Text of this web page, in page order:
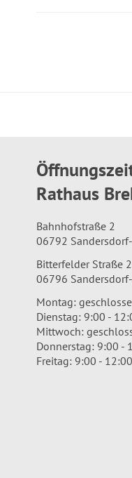
Rathaus
Bahnhofstraße 2
06792
Bitterfelder Straße
06796
Montag:
Dienstag: 9:00 -
Mittwoch:
Donnerstag: 9:00 -
Freitag: 9:00 -